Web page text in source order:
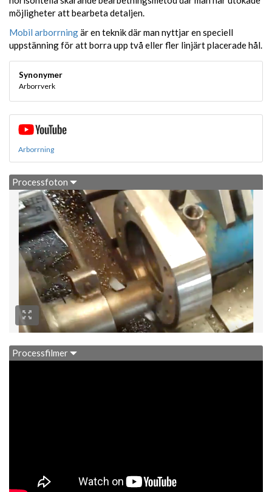
möjligheter att bearbeta detaljen.
Mobil arborrningär en teknik där man nyttjar en speciell
uppstänning för att borra upp två eller fler linjärt placerade hål.
Synonymer
Arborrverk
Arborrning
Processfoton
Processfilmer